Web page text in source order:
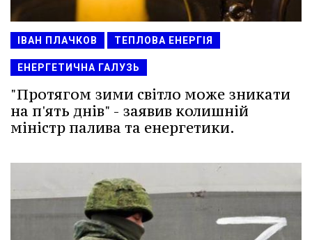
ІВАН ПЛАЧКОВ ТЕПЛОВА ЕНЕРГІЯ
ЕНЕРГЕТИЧНА ГАЛУЗЬ
"Протягом зими світло може зникати
на п'ять днів" - заявив колишній
міністр палива та енергетики.